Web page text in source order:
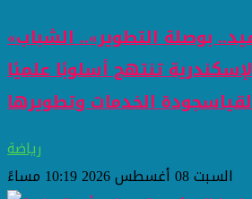
«صوت المستفيد.. بوصلة التطوير».. الشباب
تنتهج أسلوبًا علميًا
لقياسجودة الخدمات وتطويرها
رياضة
السبت 08 أغسطس 2026 10:19 مساءً